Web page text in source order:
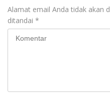
Alamat email Anda tidak akan
ditandai *